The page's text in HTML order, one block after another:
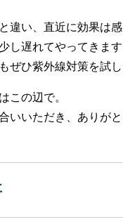
違い、直近に効果は
し遅れてやってきま
ぜひ紫外線対策を試し
この辺で。
いいただき、ありがと